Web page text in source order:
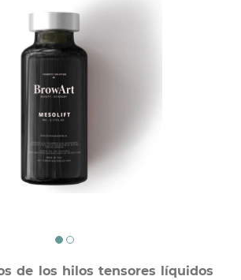
de los hilos tensores líquidos